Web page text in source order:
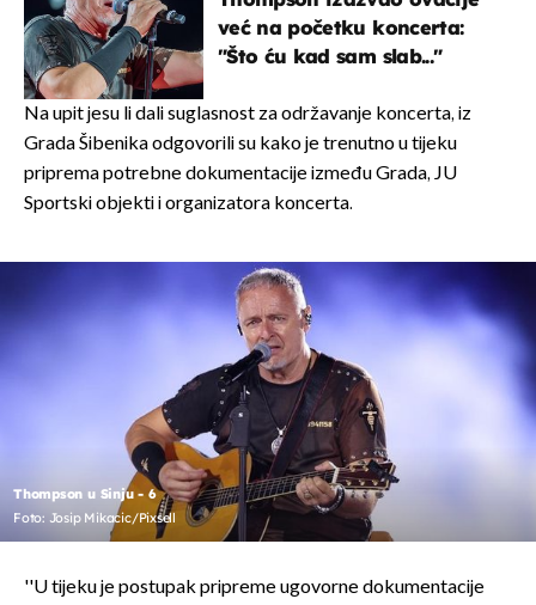
već na početku koncerta:
"Što ću kad sam slab..."
Na upit jesu li dali suglasnost za održavanje koncerta, iz
Grada Šibenika odgovorili su kako je trenutno u tijeku
priprema potrebne dokumentacije između Grada, JU
Sportski objekti i organizatora koncerta.
Thompson u Sinju - 6
Foto: Josip Mikacic/Pixsell
''U tijeku je postupak pripreme ugovorne dokumentacije